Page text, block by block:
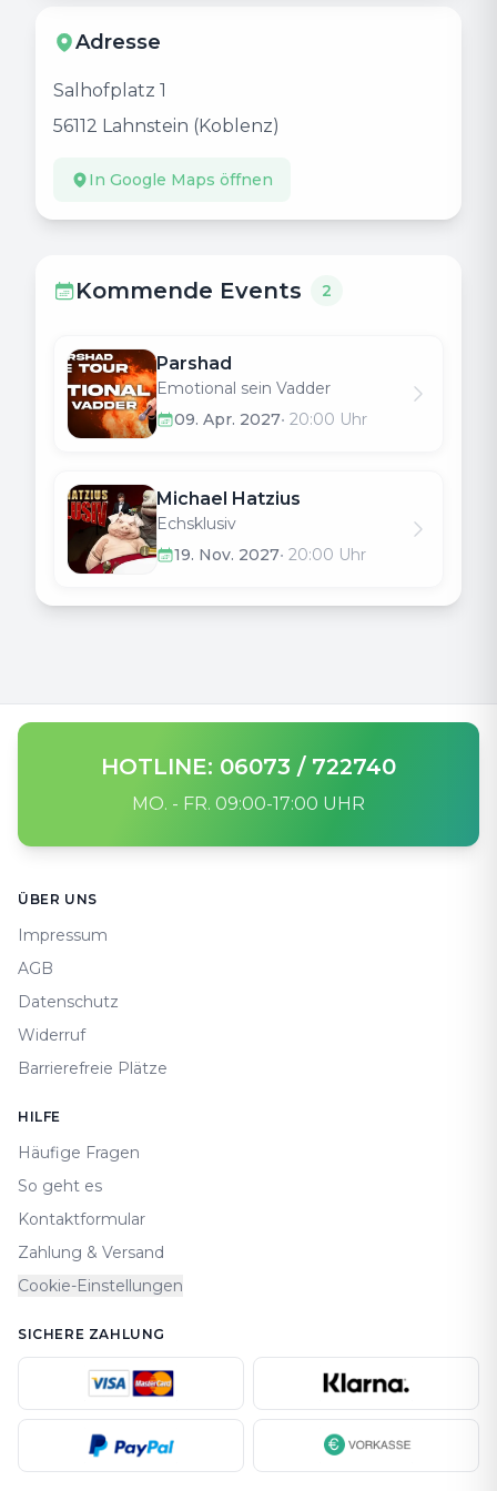
Adresse
Salhofplatz 1
56112 Lahnstein (Koblenz)
In Google Maps öffnen
Kommende Events 2
Parshad
Emotional sein Vadder
09. Apr. 2027• 20:00 Uhr
Michael Hatzius
Echsklusiv
19. Nov. 2027• 20:00 Uhr
HOTLINE: 06073 / 722740
MO. - FR. 09:00-17:00 UHR
ÜBER UNS
Impressum
AGB
Datenschutz
Widerruf
Barrierefreie Plätze
HILFE
Häufige Fragen
So geht es
Kontaktformular
Zahlung & Versand
Cookie-Einstellungen
SICHERE ZAHLUNG